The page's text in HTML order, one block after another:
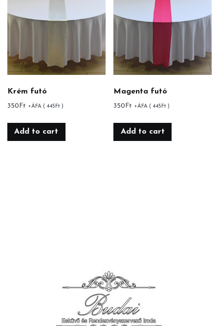
Krém futó
350 Ft +ÁFA ( 445 Ft )
Add to cart
Magenta futó
350 Ft +ÁFA (445 Ft )
Add to cart